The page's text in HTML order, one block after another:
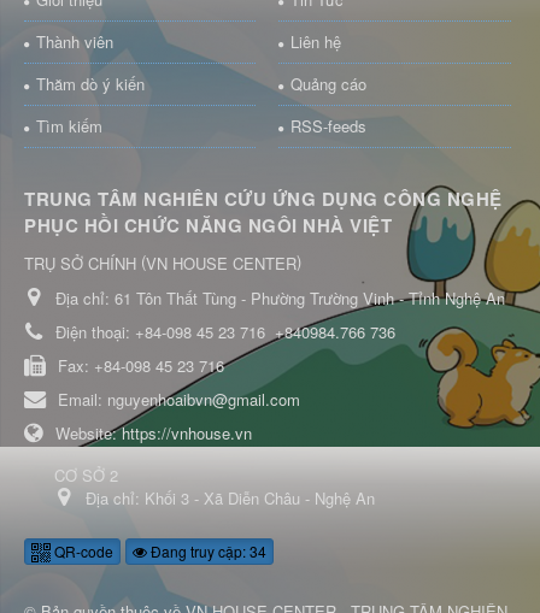
Thành viên
Liên hệ
Thăm dò ý kiến
Quảng cáo
Tìm kiếm
RSS-feeds
TRUNG TÂM NGHIÊN CỨU ỨNG DỤNG CÔNG NGHỆ
PHỤC HỒI CHỨC NĂNG NGÔI NHÀ VIỆT
TRỤ SỞ CHÍNH (VN HOUSE CENTER)
Địa chỉ: 61 Tôn Thất Tùng - Phường Trường Vinh - Tỉnh Nghệ An
Điện thoại: +84-098 45 23 716 +840984.766 736
Fax: +84-098 45 23 716
Email: nguyenhoaibvn@gmail.com
Website:https://vnhouse.vn
CƠ SỞ 2
Địa chỉ: Khối 3 - Xã Diễn Châu - Nghệ An
QR-code Đang truy cập: 34